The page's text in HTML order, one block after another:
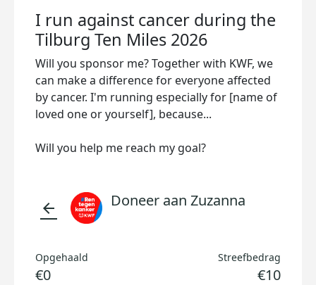
I run against cancer during the
Tilburg Ten Miles 2026
Will you sponsor me? Together with KWF, we
can make a difference for everyone affected
by cancer. I'm running especially for [name of
loved one or yourself], because...
Will you help me reach my goal?
arrow_back Doneer aan Zuzanna
Opgehaald
€0
Streefbedrag
€10